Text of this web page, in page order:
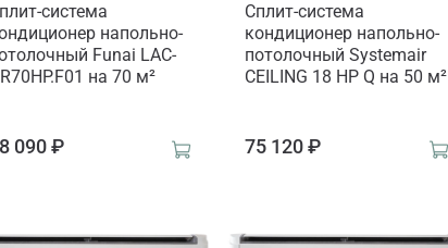
система
напольно-
Funai LAC-
на 70 м²
090 ₽
Сплит-система
кондиционер напольно-
потолочный Systemair
CEILING 18 HP Q на 50 м²
75 120 ₽